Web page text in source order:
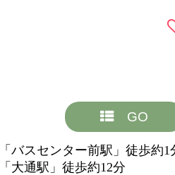
GO
バスセンター前駅」徒歩約1
大通駅」徒歩約12分